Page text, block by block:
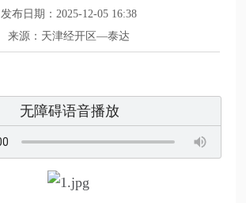
发布日期：2025-12-05 16:38
来源：天津经开区—泰达
无障碍语音播放